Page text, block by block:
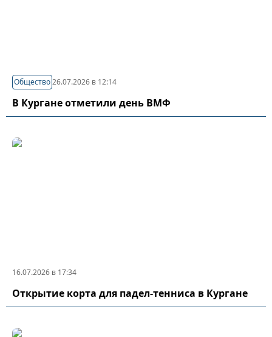
Общество26.07.2026 в 12:14
В Кургане отметили день ВМФ
16.07.2026 в 17:34
Открытие корта для падел-тенниса в Кургане